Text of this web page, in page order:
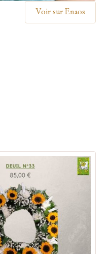
Voir sur Enaos